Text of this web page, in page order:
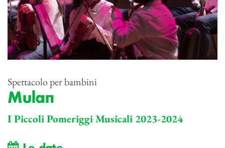
Spettacolo per bambini
Mulan
I Piccoli Pomeriggi Musicali 2023-2024